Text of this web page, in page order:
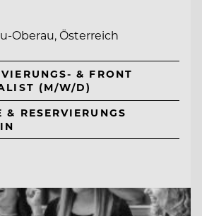
Oberau, Österreich
& FRONT
(M/W/D)
& RESERVIERUNGS